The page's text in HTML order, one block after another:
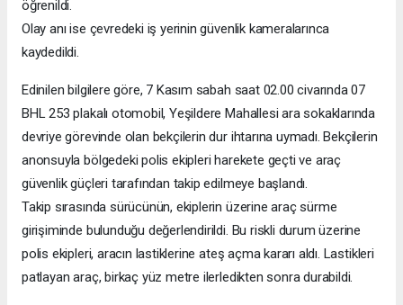
öğrenildi.
Olay anı ise çevredeki iş yerinin güvenlik kameralarınca
kaydedildi.
Edinilen bilgilere göre, 7 Kasım sabah saat 02.00 civarında 07
BHL 253 plakalı otomobil, Yeşildere Mahallesi ara sokaklarında
devriye görevinde olan bekçilerin dur ihtarına uymadı. Bekçilerin
anonsuyla bölgedeki polis ekipleri harekete geçti ve araç
güvenlik güçleri tarafından takip edilmeye başlandı.
Takip sırasında sürücünün, ekiplerin üzerine araç sürme
girişiminde bulunduğu değerlendirildi. Bu riskli durum üzerine
polis ekipleri, aracın lastiklerine ateş açma kararı aldı. Lastikleri
patlayan araç, birkaç yüz metre ilerledikten sonra durabildi.